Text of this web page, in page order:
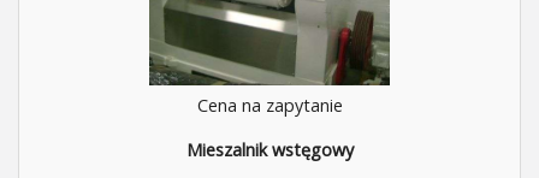
Cena na zapytanie
Mieszalnik wstęgowy